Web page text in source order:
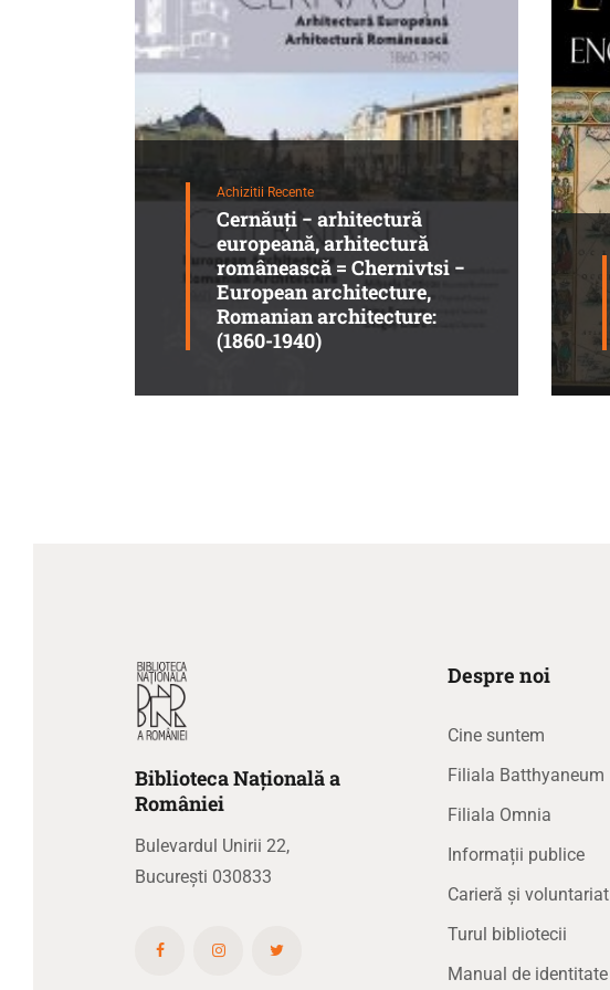
Achizitii Recente
Cernăuţi − arhitectură
europeană, arhitectură
românească = Chernivtsi −
European architecture,
Romanian architecture:
(1860-1940)
BibliotecaNaționalăa
României
Bulevardul Unirii 22,
București 030833
Despre noi
Cine suntem
Filiala Batthyaneum
Filiala Omnia
Informații publice
Carieră și voluntariat
Turul bibliotecii
Manual de identitate